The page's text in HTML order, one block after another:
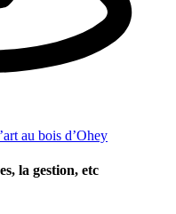
au bois d’Ohey
la gestion, etc